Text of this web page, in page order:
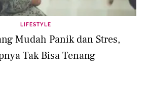
LIFESTYLE
Mudah Panik dan Stres,
Tak Bisa Tenang